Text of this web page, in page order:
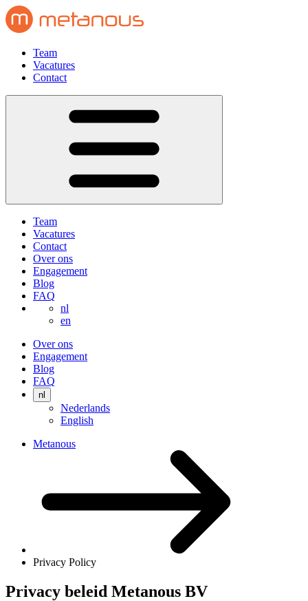
Team
Vacatures
Contact
Team
Vacatures
Contact
Over ons
Engagement
Blog
FAQ
nl
en
Over ons
Engagement
Blog
FAQ
nl
Nederlands
English
Metanous
Privacy Policy
Privacy beleid Metanous BV